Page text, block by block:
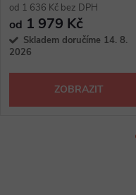
od 1 636 Kč bez DPH
od 1 979 Kč
Skladem doručíme 14. 8.
2026
ZOBRAZIT